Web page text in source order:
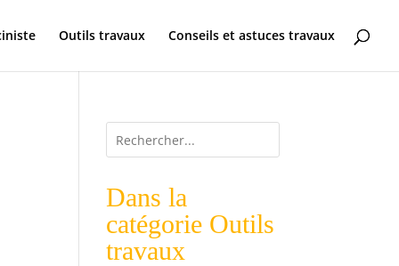
Outils travaux Conseils et astuces travaux
Dans la
catégorie Outils
travaux